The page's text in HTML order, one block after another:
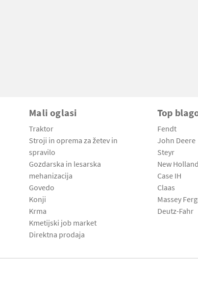
Mali oglasi
Traktor
Stroji in oprema za žetev in
spravilo
Gozdarska in lesarska
mehanizacija
Govedo
Konji
Krma
Kmetijski job market
Direktna prodaja
Top
Fendt
John Deere
Steyr
New Holland
Case IH
Claas
Massey
Deutz-Fahr